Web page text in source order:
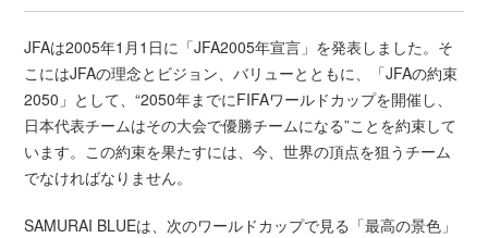
JFAは2005年1月1日に「JFA2005年宣言」を発表しました。そ
こにはJFAの理念とビジョン、バリューとともに、「JFAの約束
2050」として、“2050年までにFIFAワールドカップを開催し、
日本代表チームはその大会で優勝チームになる”ことを約束して
います。この約束を果たすには、今、世界の頂点を狙うチーム
でなければなりません。
SAMURAI BLUEは、次のワールドカップで見る「最高の景色」